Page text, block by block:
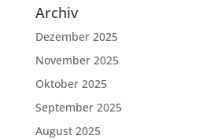
Archiv
Dezember 2025
November 2025
Oktober 2025
September 2025
August 2025